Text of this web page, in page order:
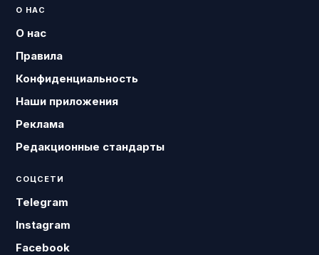
О НАС
О нас
Правила
Конфиденциальность
Наши приложения
Реклама
Редакционные стандарты
СОЦСЕТИ
Telegram
Instagram
Facebook